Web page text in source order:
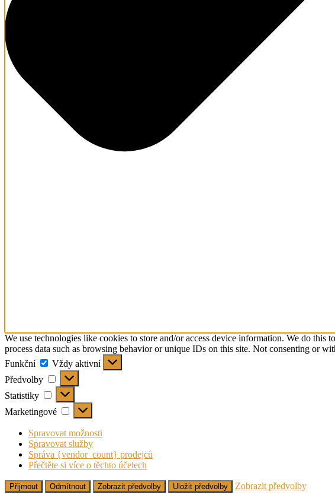
We use technologies like cookies to store and/or access device information. We do
process data such as browsing behavior or unique IDs on this site. Not consenting or
Funkční
Funkční
Vždy aktivní
Předvolby
Předvolby
Statistiky Statistiky
Marketingové Marketingové
Spravovat možnosti
Spravovat služby
Správa {vendor_count} prodejců
Přečtěte si více o těchto účelech
Přijmout Odmítnout Zobrazit předvolby Uložit předvolby Zobrazit předvolby